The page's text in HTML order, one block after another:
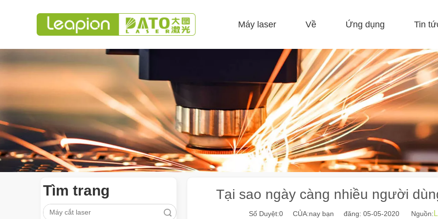
Máy laser Về Ứng dụng Tin
Tìm trang Tại sao ngày càng nhiều người
Số Duyệt:0 CỦA:nay bạn đăng: 05-05-2020 Nguồn: